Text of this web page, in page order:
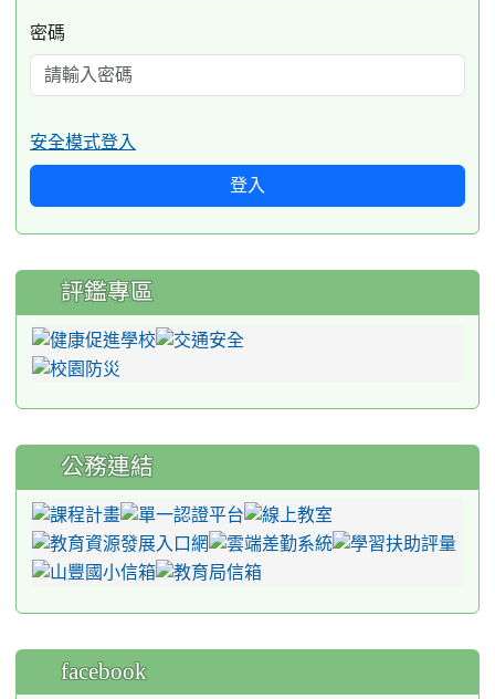
密碼
安全模式登入
登入
評鑑專區
公務連結
facebook